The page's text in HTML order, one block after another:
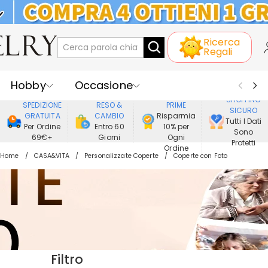
KLARNA: PAGAMENTO A RATE SENZA
INTERESSI Ricerca
Regali
Hobby
Occasione
Ricevente
Best Seller
Nuovi
Gioielli
Casa&Vita
Abbigliamento
SPEDIZIONE
GRATUITA
Per Ordine
69€+
RESO &
CAMBIO
Entro 60
Giorni
PRIME
Risparmia
10% per
Ogni
Ordine
SHOPPING
SICURO
Tutti I Dati
Sono
Protetti
Home CASA&VITA Personalizzate Coperte Coperte con Foto
Filtro